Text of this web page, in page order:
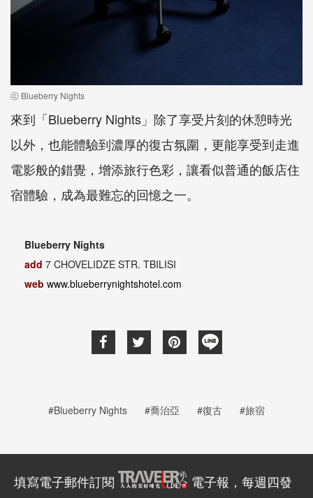
ⓒ Blueberry Nights
來到「Blueberry Nights」除了享受片刻的休憩時光
以外，也能體驗到濃厚的復古氛圍，更能享受到走進
電影般的錯覺，增添旅行色彩，讓看似普通的飯店住
宿體驗，成為最難忘的回憶之一。
Blueberry Nights
add 7 CHOVELIDZE STR. TBILISI
web www.blueberrynightshotel.com
#Blueberry Nights #喬治亞 #復古 #旅宿
填寫電子郵件訂閱
電子報，每週四發